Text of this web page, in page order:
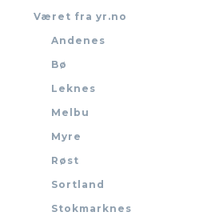
Været fra yr.no
Andenes
Bø
Leknes
Melbu
Myre
Røst
Sortland
Stokmarknes